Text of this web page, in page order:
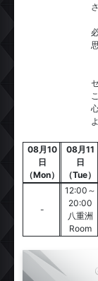
08月10
日
（Mon）
08月11
日
（Tue）
-
12:00～
20:00
八重洲
Room